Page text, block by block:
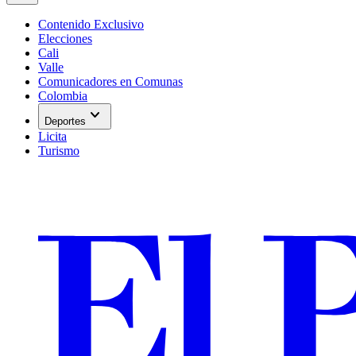
Contenido Exclusivo
Elecciones
Cali
Valle
Comunicadores en Comunas
Colombia
Deportes expand_more
Licita
Turismo